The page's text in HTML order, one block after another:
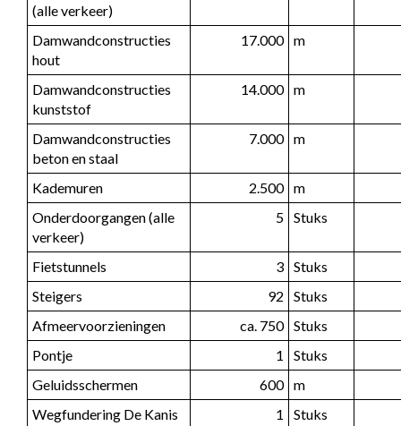
(alle verkeer)
Damwandconstructies
hout
17.000 m
Damwandconstructies
kunststof
14.000 m
Damwandconstructies
beton en staal
7.000 m
Kademuren 2.500 m
Onderdoorgangen (alle
verkeer)
5 Stuks
Fietstunnels 3 Stuks
Steigers
92
Stuks
Afmeervoorzieningen
ca. 750 Stuks
Pontje
1
Stuks
Geluidsschermen
600 m
Wegfundering De Kanis
1
Stuks